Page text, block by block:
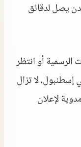
يصل لدقائق
الرسمية أو انتظر
لا تزال
لإعلان